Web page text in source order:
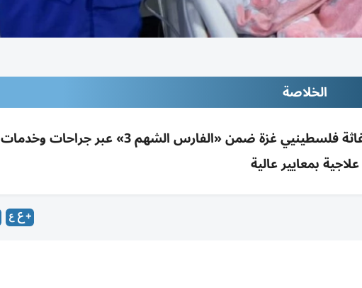
الخلاصة
المستشفى الإماراتي العائم بالعريش يواصل إغاثة فلسطينيي غزة ضمن «الفارس الشهم 3» عبر جراحات وخدمات
علاجية بمعايير عالية